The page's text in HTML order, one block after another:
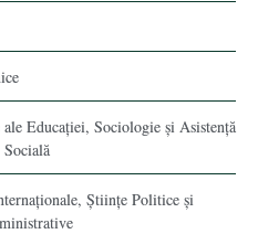
Educaţiei, Sociologie și Asistență
Socială
Ştiinţe Politice şi